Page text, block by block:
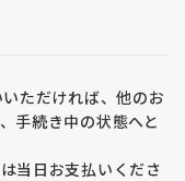
ただければ、他のお
手続き中の状態へと
当日お支払いくださ